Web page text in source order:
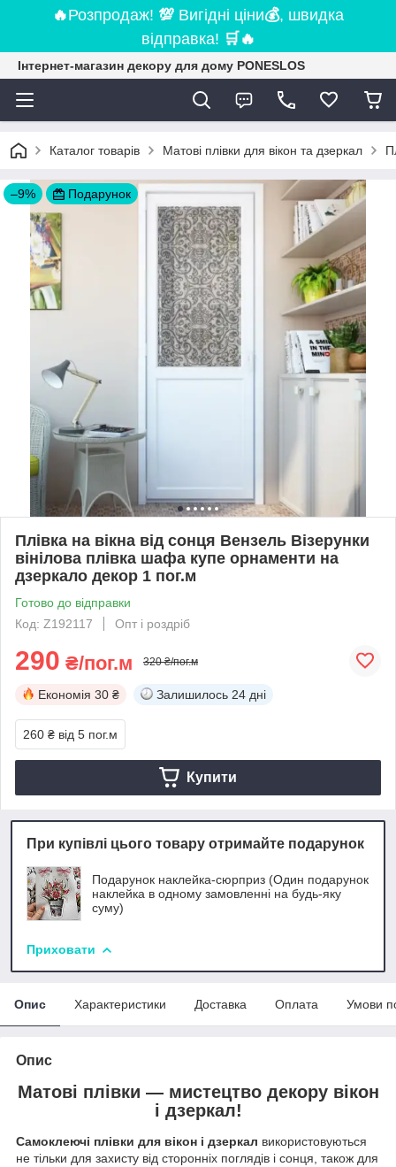
🔥Розпродаж! 💯 Вигідні ціни💰, швидка
відправка! 🛒 🔥
Інтернет-магазин декору для дому PONESLOS
Каталог товарів Матові плівки для вікон та дзеркал
–9% Подарунок
Плівка на вікна від сонця Вензель Візерунки
вінілова плівка шафа купе орнаменти на
дзеркало декор 1 пог.м
Готово до відправки
Код: Z192117
Опт і роздріб
290 ₴/пог.м 320 ₴/пог.м
Економія 30 ₴ Залишилось 24 дні
260 ₴ від 5 пог.м
Купити
При купівлі цього товару отримайте подарунок
Подарунок наклейка-сюрприз (Один подарунок
наклейка в одному замовленні на будь-яку
суму)
Приховати
Опис Характеристики Доставка Оплата Умови
Опис
Матові плівки — мистецтво декору вікон
і дзеркал!
Самоклеючі плівки для вікон і дзеркал використовуються
не тільки для захисту від сторонніх поглядів і сонця, також для